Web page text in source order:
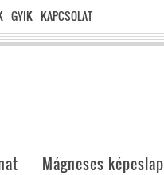
GYIK KAPCSOLAT
Mágneses képeslap